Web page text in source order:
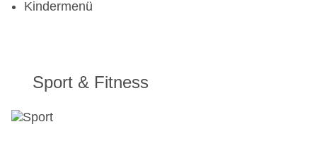
Kindermenü
Sport & Fitness